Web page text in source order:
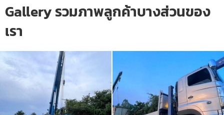
Gallery รวมภาพลูกค้าบางส่วนของ
เรา